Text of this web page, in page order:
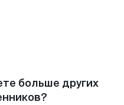
больше других